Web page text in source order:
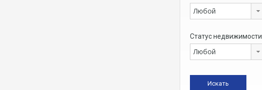
Любой
Статус недвижимости
Любой